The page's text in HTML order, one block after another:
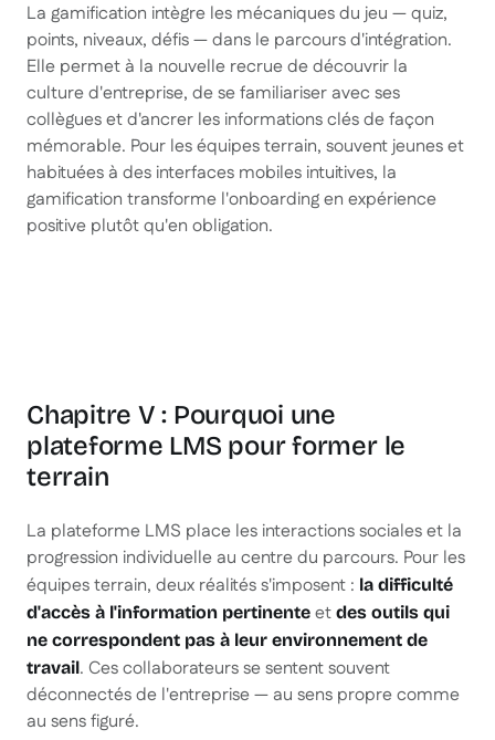
La gamification intègre les mécaniques du jeu — quiz,
points, niveaux, défis — dans le parcours d'intégration.
Elle permet à la nouvelle recrue de découvrir la
culture d'entreprise, de se familiariser avec ses
collègues et d'ancrer les informations clés de façon
mémorable. Pour les équipes terrain, souvent jeunes et
habituées à des interfaces mobiles intuitives, la
gamification transforme l'onboarding en expérience
positive plutôt qu'en obligation.
Chapitre V : Pourquoi une
plateforme LMS pour former le
terrain
La plateforme LMS place les interactions sociales et la
progression individuelle au centre du parcours. Pour les
équipes terrain, deux réalités s'imposent : la difficulté
d'accès à l'information pertinente et des outils qui
ne correspondent pas à leur environnement de
travail. Ces collaborateurs se sentent souvent
déconnectés de l'entreprise — au sens propre comme
au sens figuré.